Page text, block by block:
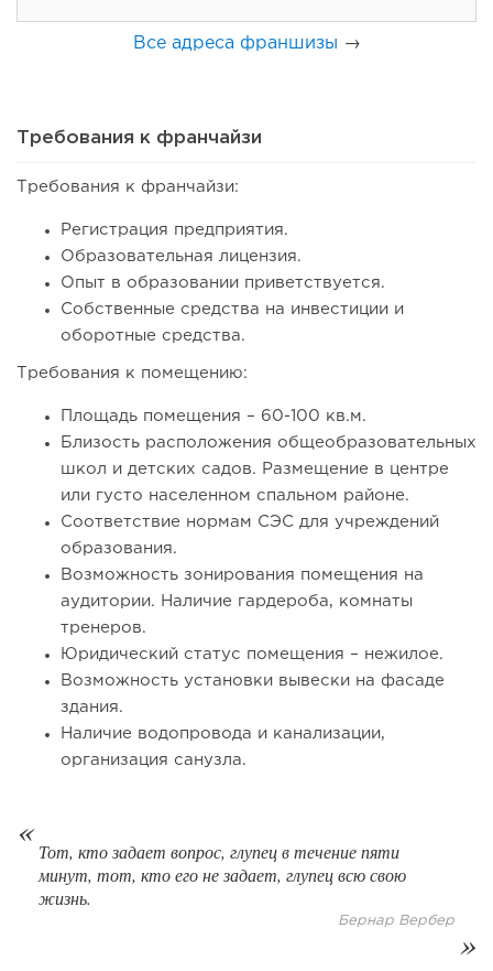
Coffee Way приступил к масштабированию собственной
модели производства...
137
миллиарды:...
Все адреса франшизы →
Требования к франчайзи
Требования к франчайзи:
Регистрация предприятия.
Образовательная лицензия.
Опыт в образовании приветствуется.
Собственные средства на инвестиции и
оборотные средства.
Требования к помещению:
Площадь помещения – 60-100 кв.м.
Близость расположения общеобразовательных
школ и детских садов. Размещение в центре
или густо населенном спальном районе.
Соответствие нормам СЭС для учреждений
образования.
Возможность зонирования помещения на
аудитории. Наличие гардероба, комнаты
тренеров.
Юридический статус помещения – нежилое.
Возможность установки вывески на фасаде
здания.
Наличие водопровода и канализации,
организация санузла.
Тот, кто задает вопрос, глупец в течение пяти
минут, тот, кто его не задает, глупец всю свою
жизнь.
Бернар Вербер